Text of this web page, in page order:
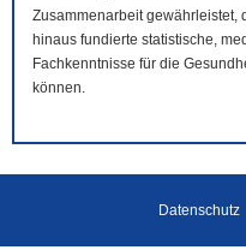
Zusammenarbeit gewährleistet,
hinaus fundierte statistische,
Fachkenntnisse für die
können.
Datenschutz